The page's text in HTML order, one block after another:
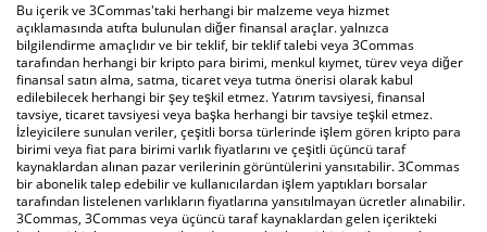
Bu içerik ve 3Commas'taki herhangi bir malzeme veya hizmet
açıklamasında atıfta bulunulan diğer finansal araçlar. yalnızca
bilgilendirme amaçlıdır ve bir teklif, bir teklif talebi veya 3Commas
tarafından herhangi bir kripto para birimi, menkul kıymet, türev veya diğer
finansal satın alma, satma, ticaret veya tutma önerisi olarak kabul
edilebilecek herhangi bir şey teşkil etmez. Yatırım tavsiyesi, finansal
tavsiye, ticaret tavsiyesi veya başka herhangi bir tavsiye teşkil etmez.
İzleyicilere sunulan veriler, çeşitli borsa türlerinde işlem gören kripto para
birimi veya fiat para birimi varlık fiyatlarını ve çeşitli üçüncü taraf
kaynaklardan alınan pazar verilerinin görüntülerini yansıtabilir. 3Commas
bir abonelik talep edebilir ve kullanıcılardan işlem yaptıkları borsalar
tarafından listelenen varlıkların fiyatlarına yansıtılmayan ücretler alınabilir.
3Commas, 3Commas veya üçüncü taraf kaynaklardan gelen içerikteki